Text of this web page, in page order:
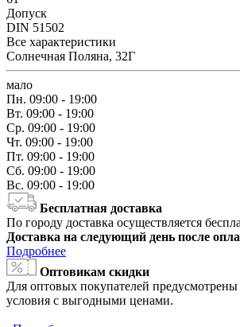
Допуск
DIN 51502
Все характеристики
Солнечная Поляна, 32Г
мало
Пн. 09:00 - 19:00
Вт. 09:00 - 19:00
Ср. 09:00 - 19:00
Чт. 09:00 - 19:00
Пт. 09:00 - 19:00
Сб. 09:00 - 19:00
Вс. 09:00 - 19:00
Бесплатная доставка
По городу доставка осуществляется
Доставка на следующий день после
Подробнее
Оптовикам скидки
Для оптовых покупателей
условия с выгодными ценами.